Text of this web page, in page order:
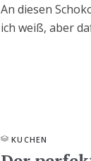
An diesen
ich weiß, aber
KUCHEN